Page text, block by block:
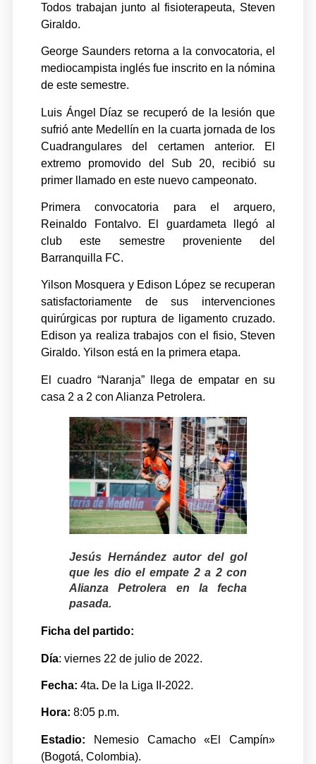
Todos trabajan junto al fisioterapeuta, Steven
Giraldo.
George Saunders retorna a la convocatoria, el
mediocampista inglés fue inscrito en la nómina
de este semestre.
Luis Ángel Díaz se recuperó de la lesión que
sufrió ante Medellín en la cuarta jornada de los
Cuadrangulares del certamen anterior. El
extremo promovido del Sub 20, recibió su
primer llamado en este nuevo campeonato.
Primera convocatoria para el arquero,
Reinaldo Fontalvo. El guardameta llegó al
club este semestre proveniente del
Barranquilla FC.
Yilson Mosquera y Edison López se recuperan
satisfactoriamente de sus intervenciones
quirúrgicas por ruptura de ligamento cruzado.
Edison ya realiza trabajos con el fisio, Steven
Giraldo. Yilson está en la primera etapa.
El cuadro “Naranja” llega de empatar en su
casa 2 a 2 con Alianza Petrolera.
Jesús Hernández autor del gol
que les dio el empate 2 a 2 con
Alianza Petrolera en la fecha
pasada.
Ficha del partido:
Día: viernes 22 de julio de 2022.
Fecha: 4ta.De la Liga II-2022.
Hora: 8:05 p.m.
Estadio: Nemesio Camacho «El Campín»
(Bogotá, Colombia).